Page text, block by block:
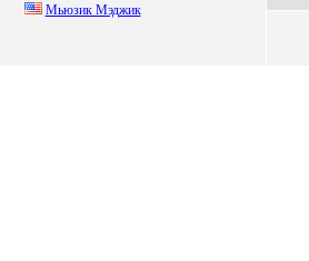
Мьюзик Мэджик